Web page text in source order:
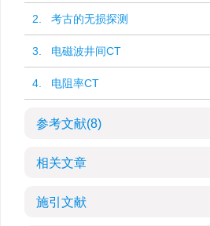
2. 考古的无损探测
3. 电磁波井间CT
4. 电阻率CT
参考文献(8)
相关文章
施引文献